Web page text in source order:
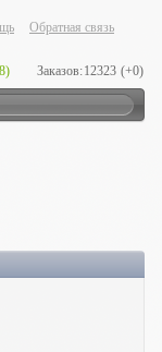
Обратная связь
Заказов:12323 (+0)